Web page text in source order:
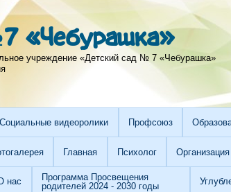
«Чебурашка»
учреждение «Детский сад № 7 «Чебурашка»
Социальные видеоролики Профсоюз
Главная Психолог
нас
Программа Просвещения
родителей 2024 - 2030 годы